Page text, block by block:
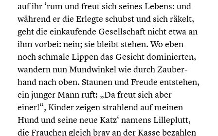
auf ihr ‘rum und freut sich seines Lebens: und
während er die Erlegte schubst und sich räkelt,
geht die einkau­fende Gesell­schaft nicht etwa an
ihm vorbei: nein; sie bleibt stehen. Wo eben
noch schmale Lippen das Gesicht dominier­ten,
wandern nun Mundwin­kel wie durch Zauber­
hand nach oben. Staunen und Freude entstehen,
ein junger Mann ruft: „Da freut sich aber
einer!“, Kinder zeigen strahlend auf meinen
Hund und seine neue Katz‘ namens Lille­plutt,
die Frauchen gleich brav an der Kasse bezahlen